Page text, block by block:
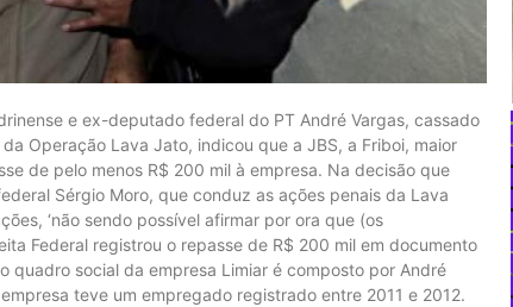
e ex-deputado federal do PT André Vargas, cassado
Operação Lava Jato, indicou que a JBS, a Friboi, maior
de pelo menos R$ 200 mil à empresa. Na decisão que
Sérgio Moro, que conduz as ações penais da Lava
‘não sendo possível afirmar por ora que (os
Federal registrou o repasse de R$ 200 mil em documento
quadro social da empresa Limiar é composto por André
teve um empregado registrado entre 2011 e 2012.